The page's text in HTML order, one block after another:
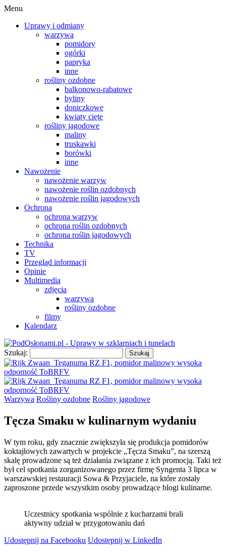
Menu
Uprawy i odmiany
warzywa
pomidory
ogórki
papryka
inne
rośliny ozdobne
balkonowo-rabatowe
byliny
doniczkowe
kwiaty cięte
rośliny jagodowe
maliny
truskawki
borówki
inne
Nawożenie
nawożenie warzyw
nawożenie roślin ozdobnych
nawożenie roślin jagodowych
Ochrona
ochrona warzyw
ochrona roślin ozdobnych
ochrona roślin jagodowych
Technika
TV
Przegląd informacji
Opinie
Multimedia
zdjęcia
warzywa
rośliny ozdobne
filmy
Kalendarz
Szukaj:
Warzywa Rośliny ozdobne Rośliny jagodowe
Tęcza Smaku w kulinarnym wydaniu
W tym roku, gdy znacznie zwiększyła się produkcja pomidorów
koktajlowych zawartych w projekcie „Tęcza Smaku”, na szerszą
skalę prowadzone są też działania związane z ich promocją. Taki też
był cel spotkania zorganizowanego przez firmę Syngenta 3 lipca w
warszawskiej restauracji Sowa & Przyjaciele, na które zostały
zaproszone przede wszystkim osoby prowadzące blogi kulinarne.
Uczestnicy spotkania wspólnie z kucharzami brali
aktywny udział w przygotowaniu dań
Udostępnij na Facebooku Udostępnij w LinkedIn